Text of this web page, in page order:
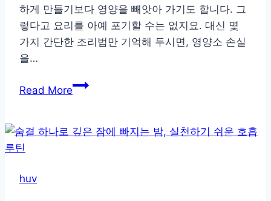
하게 만들기보다 영양을 빼앗아 가기도 합니다. 그
렇다고 요리를 아예 포기할 수는 없지요. 대신 몇
가지 간단한 조리법만 기억해 두시면, 영양소 손실
을…
Read More비
을
huv